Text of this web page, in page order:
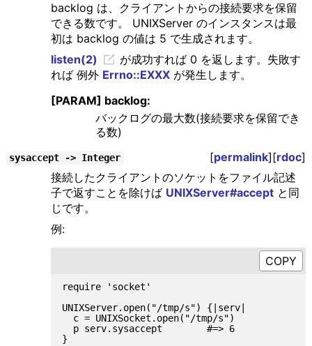
backlog は、クライアントからの接続要求を保留
できる数です。 UNIXServer のインスタンスは最
初は backlog の値は 5 で生成されます。
listen(2)
が成功すれば 0 を返します。失敗す
れば 例外 Errno::EXXXが発生します。
[PARAM] backlog:
バックログの最大数(接続要求を保留でき
る数)
sysaccept -> Integer [permalink][rdoc]
接続したクライアントのソケットをファイル記述
子で返すことを除けば UNIXServer#acceptと同
じです。
例:
require 'socket'
UNIXServer.open("/tmp/s") {|serv|
  c = UNIXSocket.open("/tmp/s")
  p serv.sysaccept        #=> 6